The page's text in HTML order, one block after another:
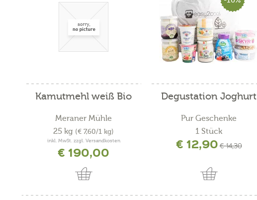
Kamutmehl weiß Bio
Meraner Mühle
25 kg (€ 7,60/1 kg)
inkl. MwSt. zzgl. Versandkosten
€ 190,00
Degustation Joghurt
Pur Geschenke
1 Stück
€ 12,90€ 14,30